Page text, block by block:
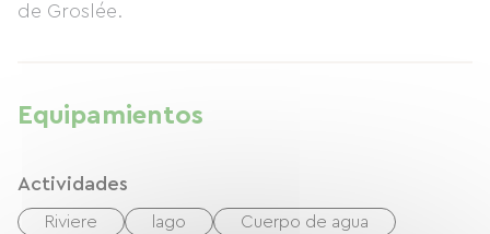
Hay un patio con un pequeño jardín.
de Groslée.
Equipamientos
Actividades
Riviere lago Cuerpo de agua